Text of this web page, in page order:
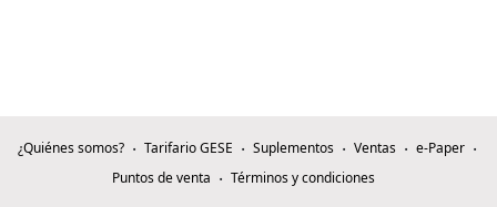
¿Quiénes somos? Tarifario GESE Suplementos Ventas
e-Paper
Puntos de venta
Términos y condiciones